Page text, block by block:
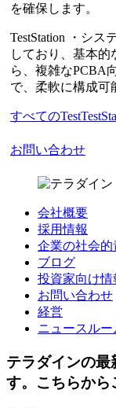
を確保します。
TestStation ・シス
しており、基本
ら、複雑なPCBA
で、柔軟に構成可
すべての
お問い合わせ
会社概要
採用情報
企業の社会的
ブログ
投資家向け情
お問い合わせ
経営
ニュースルー
テラダインの最
す。こちらから